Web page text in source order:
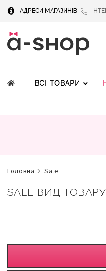
АДРЕСИ МАГАЗИНІВ
ВСІ ТОВАРИ
головна sale
SALE ВИД